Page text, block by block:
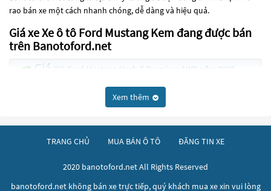
rao bán xe một cách nhanh chóng, dễ dàng và hiệu quả.
Giá xe Xe ô tô Ford Mustang Kem đang được bán
trên Banotoford.net
Giá xe Ford Mustang Mach-E Premium AWD năm 2025
Ford Mustang 2.3 EcoBoost Fastback năm 2019
Giá xeFord Mustang EcoBoost Fastback năm 2018thấp
nhất là 1 Tỷ 690 Triệu
Giá xe Ford Mustang EcoBoost năm 2014 thấp nhất là
Xem thêm
TRANG CHỦ MUA BÁN Ô TÔ ĐĂNG TIN XE
2020 banotoford.net All Rights Reserved
banotoford.net không bán xe trực tiếp, quý khách mua xe xin vui lòng